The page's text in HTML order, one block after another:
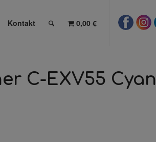
Kontakt 0,00 €
C-EXV55 Cyan